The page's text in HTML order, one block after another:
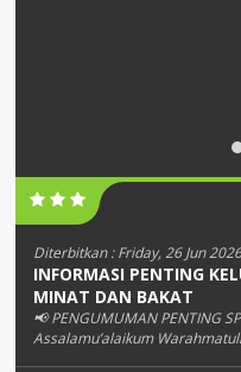
Diterbitkan :Friday, 26 Jun 2026
INFORMASI PENTING
MINAT DAN BAKAT
📢 PENGUMUMAN PENTING
Assalamu’alaikum